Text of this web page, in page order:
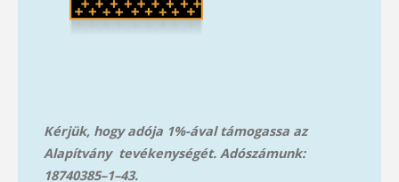
Kérjük, hogy adója 1%-ával támogassa az
Alapítvány tevékenységét. Adószámunk:
18740385–1–43.